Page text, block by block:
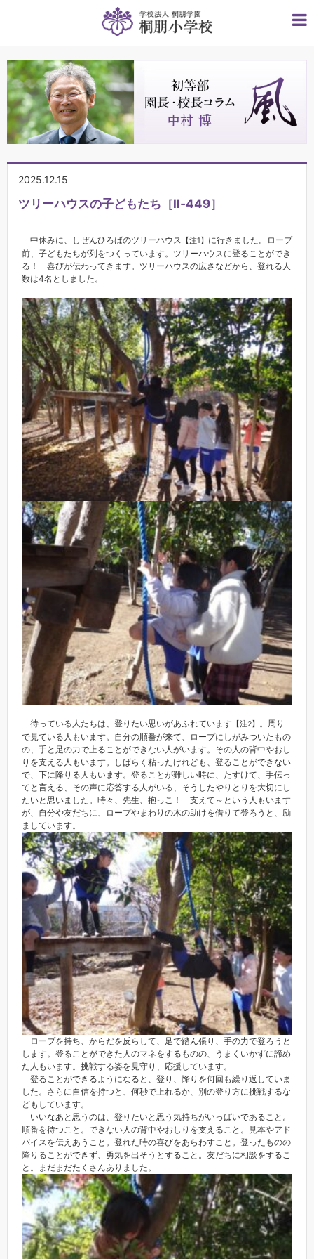
2025.12.15
ツリーハウスの子どもたち［Ⅱ‐449］
中休みに、しぜんひろばのツリーハウス 【注1】 に行きました。ロープ
前、子どもたちが列をつくっています。ツリーハウスに登ることができ
る！ 喜びが伝わってきます。ツリーハウスの広さなどから、登れる人
数は4名としました。
待っている人たちは、登りたい思いがあふれています 【注2】
。周り
で見ている人もいます。自分の順番が来て、ロープにしがみついたもの
の、手と足の力で上ることができない人がいます。その人の背中やおし
りを支える人もいます。しばらく粘ったけれども、登ることができない
で、下に降りる人もいます。登ることが難しい時に、たすけて、手伝っ
てと言える、その声に応答する人がいる、そうしたやりとりを大切にし
たいと思いました。時々、先生、抱っこ！ 支えて～という人もいます
が、自分や友だちに、ロープやまわりの木の助けを借りて登ろうと、励
ましています。
ロープを持ち、からだを反らして、足で踏ん張り、手の力で登ろうと
します。登ることができた人のマネをするものの、うまくいかずに諦め
た人もいます。挑戦する姿を見守り、応援しています。
登ることができるようになると、登り、降りを何回も繰り返していま
した。さらに自信を持つと、何秒で上れるか、別の登り方に挑戦するな
どもしています。
いいなあと思うのは、登りたいと思う気持ちがいっぱいであること。
順番を待つこと。できない人の背中やおしりを支えること。見本やアド
バイスを伝えあうこと。登れた時の喜びをあらわすこと。登ったものの
降りることができず、勇気を出そうとすること。友だちに相談をするこ
と。まだまだたくさんありました。